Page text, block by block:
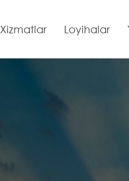
Xizmatlar Loyihalar